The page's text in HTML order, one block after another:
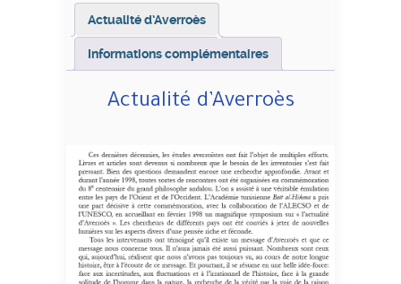
Actualité d’Averroès
Informations complémentaires
Actualité d’Averroès